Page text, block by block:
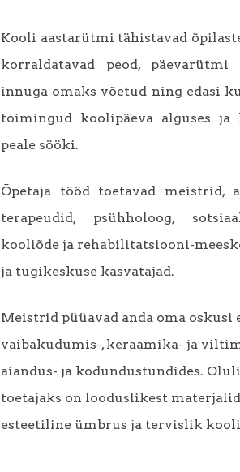
Kooli aastarütmi tähistavad
korraldatavad peod,
innuga omaks võetud ning edasi
toimingud koolipäeva alguses
peale sööki.
Õpetaja tööd toetavad meistrid,
terapeudid, psühholoog,
kooliõde ja rehabilitatsiooni-
ja tugikeskuse kasvatajad.
Meistrid püüavad anda oma oskusi
vaibakudumis-, keraamika- ja
aiandus- ja kodundustundides.
toetajaks on looduslikest
esteetiline ümbrus ja tervislik